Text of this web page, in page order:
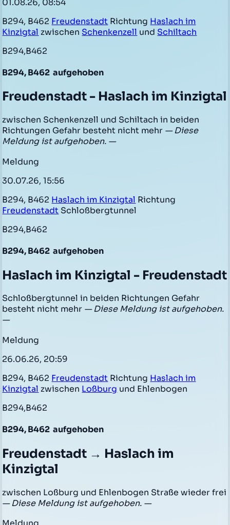
01.08.26, 08:54
B294, B462 Freudenstadt Richtung Haslach im
Kinzigtal zwischen Schenkenzell und Schiltach
B294,B462
B294, B462 aufgehoben
Freudenstadt - Haslach im Kinzigtal
zwischen Schenkenzell und Schiltach in beiden
Richtungen Gefahr besteht nicht mehr — Diese
Meldung ist aufgehoben. —
Meldung
30.07.26, 15:56
B294, B462 Haslach im Kinzigtal Richtung
Freudenstadt Schloßbergtunnel
B294,B462
B294, B462 aufgehoben
Haslach im Kinzigtal - Freudenstadt
Schloßbergtunnel in beiden Richtungen Gefahr
besteht nicht mehr — Diese Meldung ist aufgehoben.
—
Meldung
26.06.26, 20:59
B294, B462 Freudenstadt Richtung Haslach im
Kinzigtal zwischen Loßburg und Ehlenbogen
B294,B462
B294, B462 aufgehoben
Freudenstadt → Haslach im
Kinzigtal
zwischen Loßburg und Ehlenbogen Straße wieder frei
— Diese Meldung ist aufgehoben. —